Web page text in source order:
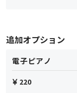
追加オプション
電子ピアノ
220